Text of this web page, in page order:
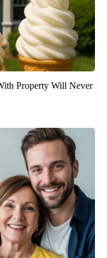
Property Will Never